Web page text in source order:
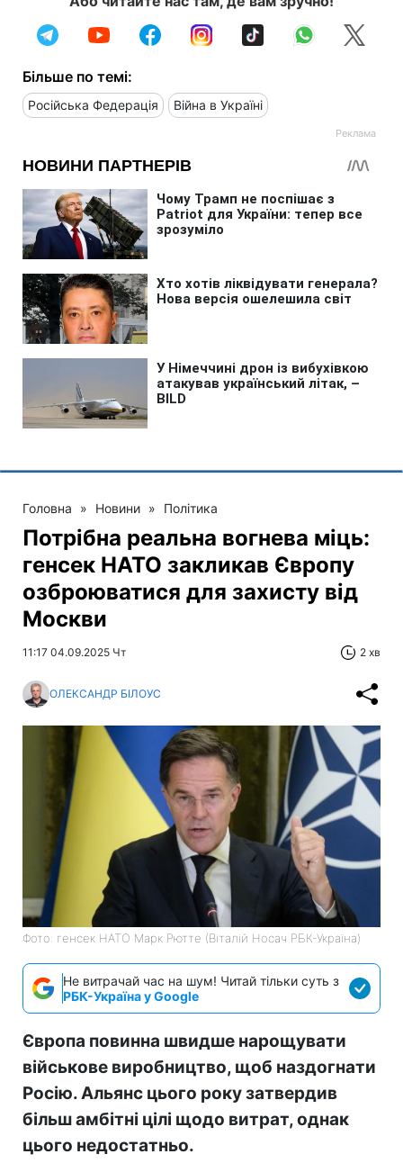
Більше по темі:
Російська Федерація Війна в Україні
Головна » Новини » Політика
Потрібна реальна вогнева міць:
генсек НАТО закликав Європу
озброюватися для захисту від
Москви
11:17 04.09.2025 Чт 2 хв
ОЛЕКСАНДР БІЛОУС
Фото: генсек НАТО Марк Рютте (Віталій Носач РБК-Україна)
Не витрачай час на шум! Читай тільки суть з
РБК-Україна у Google
Європа повинна швидше нарощувати
військове виробництво, щоб наздогнати
Росію. Альянс цього року затвердив
більш амбітні цілі щодо витрат, однак
цього недостатньо.